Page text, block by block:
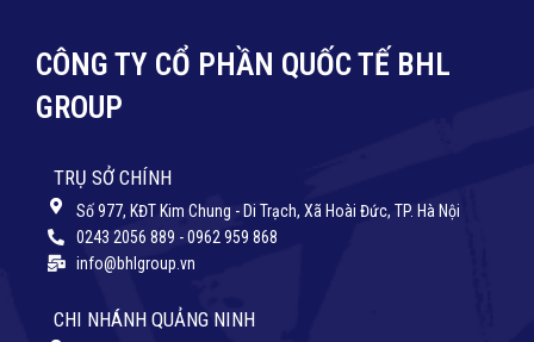
CÔNG TY CỔ PHẦN QUỐC TẾ BHL
GROUP
TRỤ SỞ CHÍNH
Số 977, KĐT Kim Chung - Di Trạch, Xã Hoài Đức, TP. Hà Nội
0243 2056 889 - 0962 959 868
info@bhlgroup.vn
CHI NHÁNH QUẢNG NINH